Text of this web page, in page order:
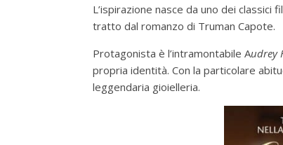
L’ispirazione nasce da uno dei classici
tratto dal romanzo di Truman Capote.
Protagonista è l’intramontabile Audrey
propria identità. Con la particolare
leggendaria gioielleria.